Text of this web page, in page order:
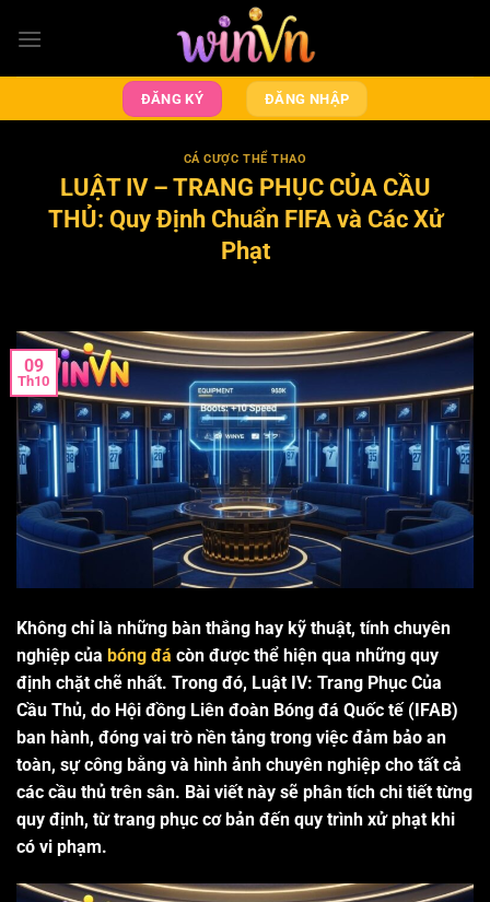
qua
ĐĂNG KÝ ĐĂNG NHẬP
CÁ CƯỢC THỂ THAO
LUẬT IV – TRANG PHỤC CỦA CẦU
THỦ: Quy Định Chuẩn FIFA và Các Xử
Phạt
09
Th10
Không chỉ là những bàn thắng hay kỹ thuật, tính chuyên
nghiệp của bóng đá còn được thể hiện qua những quy
định chặt chẽ nhất. Trong đó, Luật IV: Trang Phục Của
Cầu Thủ, do Hội đồng Liên đoàn Bóng đá Quốc tế (IFAB)
ban hành, đóng vai trò nền tảng trong việc đảm bảo an
toàn, sự công bằng và hình ảnh chuyên nghiệp cho tất cả
các cầu thủ trên sân. Bài viết này sẽ phân tích chi tiết từng
quy định, từ trang phục cơ bản đến quy trình xử phạt khi
có vi phạm.